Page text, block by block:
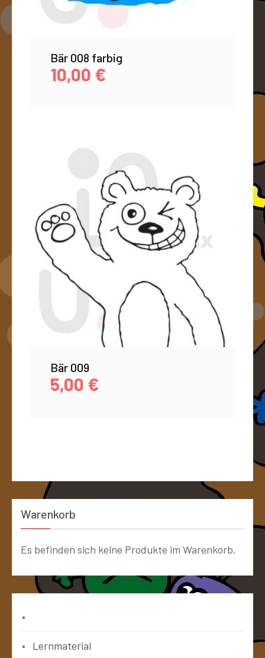
Bär 008 farbig
10,00 €
Bär 009
5,00 €
Warenkorb
Es befinden sich keine Produkte im Warenkorb.
Lernmaterial